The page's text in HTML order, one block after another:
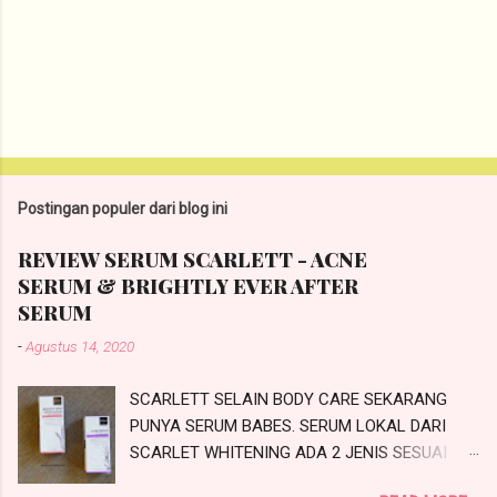
Postingan populer dari blog ini
REVIEW SERUM SCARLETT - ACNE
SERUM & BRIGHTLY EVER AFTER
SERUM
-Agustus 14, 2020
SCARLETT SELAIN BODY CARE SEKARANG
PUNYA SERUM BABES. SERUM LOKAL DARI
SCARLET WHITENING ADA 2 JENIS SESUAI